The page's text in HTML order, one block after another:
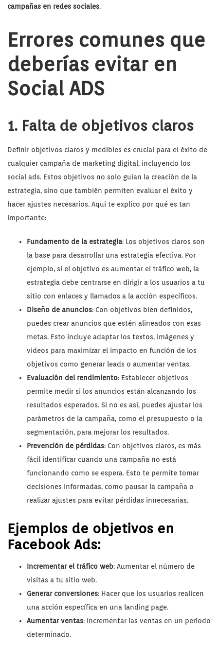
campañas en redes sociales.
Errores comunes que
deberías evitar en
Social ADS
1. Falta de objetivos claros
Definir objetivos claros y medibles es crucial para el éxito de
cualquier campaña de marketing digital, incluyendo los
social ads. Estos objetivos no solo guían la creación de la
estrategia, sino que también permiten evaluar el éxito y
hacer ajustes necesarios. Aquí te explico por qué es tan
importante:
Fundamento de la estrategia: Los objetivos claros son
la base para desarrollar una estrategia efectiva. Por
ejemplo, si el objetivo es aumentar el tráfico web, la
estrategia debe centrarse en dirigir a los usuarios a tu
sitio con enlaces y llamados a la acción específicos.
Diseño de anuncios: Con objetivos bien definidos,
puedes crear anuncios que estén alineados con esas
metas. Esto incluye adaptar los textos, imágenes y
videos para maximizar el impacto en función de los
objetivos como generar leads o aumentar ventas.
Evaluación del rendimiento: Establecer objetivos
permite medir si los anuncios están alcanzando los
resultados esperados. Si no es así, puedes ajustar los
parámetros de la campaña, como el presupuesto o la
segmentación, para mejorar los resultados.
Prevención de pérdidas: Con objetivos claros, es más
fácil identificar cuando una campaña no está
funcionando como se espera. Esto te permite tomar
decisiones informadas, como pausar la campaña o
realizar ajustes para evitar pérdidas innecesarias.
Ejemplos de objetivos en
Facebook Ads:
Incrementar el tráfico web: Aumentar el número de
visitas a tu sitio web.
Generar conversiones: Hacer que los usuarios realicen
una acción específica en una landing page.
Aumentar ventas: Incrementar las ventas en un período
determinado.